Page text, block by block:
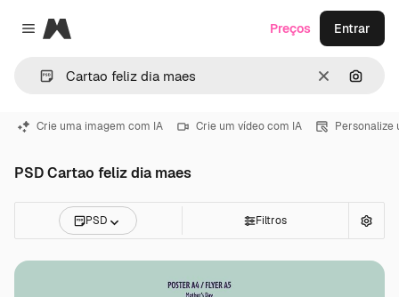
Close menu
Magnific
Limpar
Preços Entrar
Crie uma imagem com IA Crie um vídeo com IA Personalize
PSD Cartao feliz dia maes
PSD Filtros